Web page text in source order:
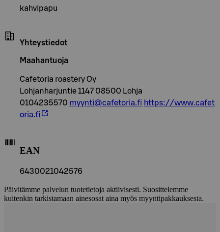
kahvipapu
Yhteystiedot
Maahantuoja
Cafetoria roastery Oy
Lohjanharjuntie 1147 08500 Lohja
0104235570 myynti@cafetoria.fi https://www.cafet
oria.fi
EAN
6430021042576
Päivitämme palvelun tuotetietoja aktiivisesti. Suosittelemme
kuitenkin tarkistamaan ainesosat aina myös myyntipakkauksesta.